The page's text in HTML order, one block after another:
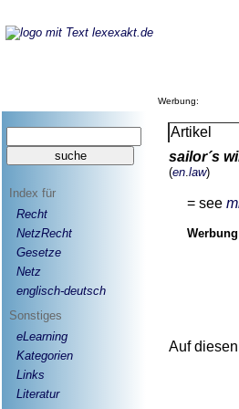
Werbung:
Index für
Recht
NetzRecht
Gesetze
Netz
englisch-deutsch
Sonstiges
eLearning
Kategorien
Links
Literatur
Artikel
sailor´s
(en.law)
= see
Auf